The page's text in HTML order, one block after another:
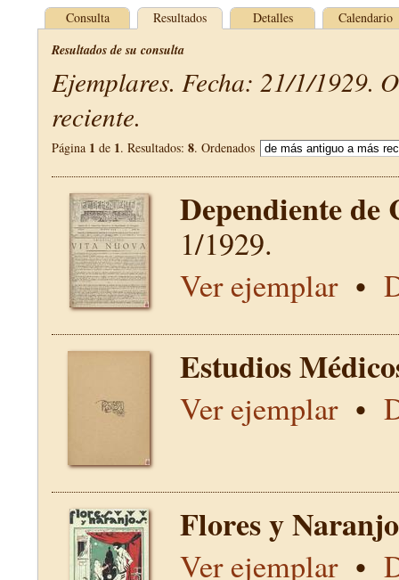
Consulta Resultados Detalles Calendario
Resultados de su consulta
Ejemplares. Fecha: 21/1/1929.
reciente.
Página 1 de 1. Resultados: 8. Ordenados
Dependiente de
1/1929.
Ver ejemplar•
Estudios
Ver ejemplar•
Flores y
Ver ejemplar•